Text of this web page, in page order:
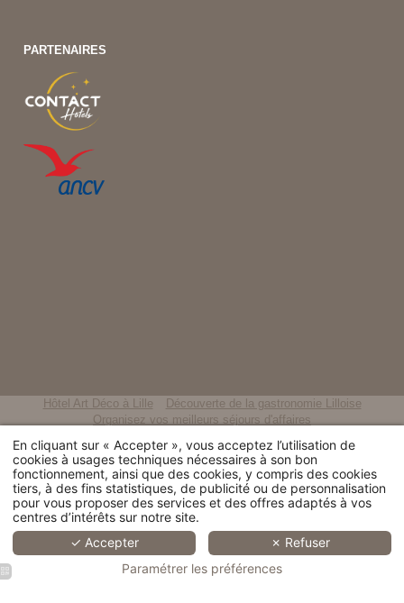
PARTENAIRES
Hôtel Art Déco à Lille
Découverte de la gastronomie Lilloise
Organisez vos meilleurs séjours d'affaires
Séjour pour les fêtes de fin d'année
Un hôtel près des congrès de Lille
Un hôtel romantique en plein cœur de Lille
Hôtel style rétro à Lille
Charming hotel located in the heart of Lille city centre
© 2026 Hotel Saint Maurice -Mentions légales
droits réservés - H.api powered by MMCréation.com -Utilisation des
cookies
En cliquant sur « Accepter », vous acceptez l’utilisation de
cookies à usages techniques nécessaires à son bon
fonctionnement, ainsi que des cookies, y compris des cookies
tiers, à des fins statistiques, de publicité ou de personnalisation
pour vous proposer des services et des offres adaptés à vos
centres d’intérêts sur notre site.
✓ Accepter
✗ Refuser
Paramétrer les préférences